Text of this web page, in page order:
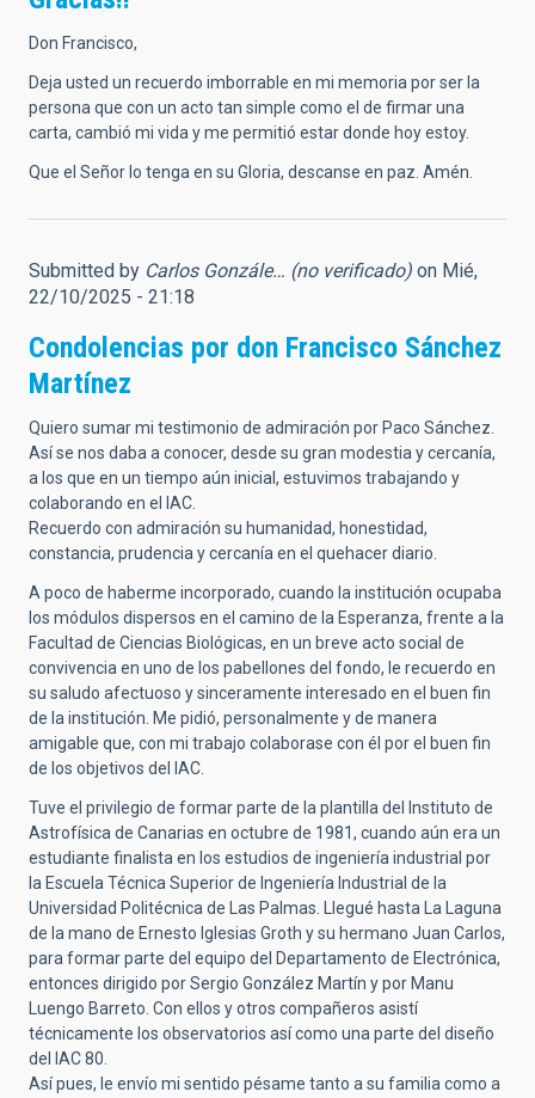
Don Francisco,
Deja usted un recuerdo imborrable en mi memoria por ser la
persona que con un acto tan simple como el de firmar una
carta, cambió mi vida y me permitió estar donde hoy estoy.
Que el Señor lo tenga en su Gloria, descanse en paz. Amén.
Submitted by Carlos Gonzále… (no verificado) on Mié,
22/10/2025 - 21:18
Condolencias por don Francisco Sánchez
Martínez
Quiero sumar mi testimonio de admiración por Paco Sánchez.
Así se nos daba a conocer, desde su gran modestia y cercanía,
a los que en un tiempo aún inicial, estuvimos trabajando y
colaborando en el IAC.
Recuerdo con admiración su humanidad, honestidad,
constancia, prudencia y cercanía en el quehacer diario.
A poco de haberme incorporado, cuando la institución ocupaba
los módulos dispersos en el camino de la Esperanza, frente a la
Facultad de Ciencias Biológicas, en un breve acto social de
convivencia en uno de los pabellones del fondo, le recuerdo en
su saludo afectuoso y sinceramente interesado en el buen fin
de la institución. Me pidió, personalmente y de manera
amigable que, con mi trabajo colaborase con él por el buen fin
de los objetivos del IAC.
Tuve el privilegio de formar parte de la plantilla del Instituto de
Astrofísica de Canarias en octubre de 1981, cuando aún era un
estudiante finalista en los estudios de ingeniería industrial por
la Escuela Técnica Superior de Ingeniería Industrial de la
Universidad Politécnica de Las Palmas. Llegué hasta La Laguna
de la mano de Ernesto Iglesias Groth y su hermano Juan Carlos,
para formar parte del equipo del Departamento de Electrónica,
entonces dirigido por Sergio González Martín y por Manu
Luengo Barreto. Con ellos y otros compañeros asistí
técnicamente los observatorios así como una parte del diseño
del IAC 80.
Así pues, le envío mi sentido pésame tanto a su familia como a